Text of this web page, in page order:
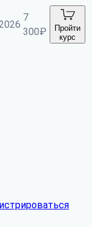
7
300₽
Пройти
курс